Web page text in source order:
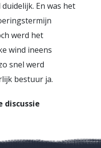
En was het
werd het
wind ineens
snel werd
bestuur ja.
discussie